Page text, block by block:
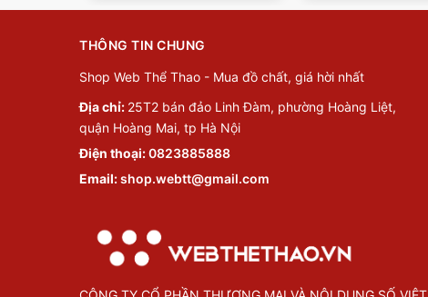
THÔNG TIN CHUNG
Shop Web Thể Thao - Mua đồ chất, giá hời nhất
Địa chỉ: 25T2 bán đảo Linh Đàm, phường Hoàng Liệt,
quận Hoàng Mai, tp Hà Nội
Điện thoại:0823885888
Email:shop.webtt@gmail.com